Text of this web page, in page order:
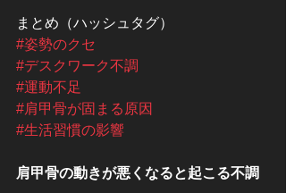
まとめ（ハッシュタグ）
#姿勢のクセ
#デスクワーク不調
#運動不足
#肩甲骨が固まる原因
#生活習慣の影響
肩甲骨の動きが悪くなると起こる不調